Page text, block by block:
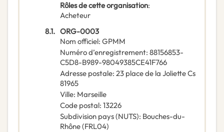
Rôles de cette organisation:
Acheteur
8.1. ORG-0003
Nom officiel: GPMM
Numéro d’enregistrement: 88156853-
C5D8-B989-98049385CE41F766
Adresse postale: 23 place de la Joliette Cs
81965
Ville: Marseille
Code postal: 13226
Subdivision pays (NUTS): Bouches-du-
Rhône(FRL04)